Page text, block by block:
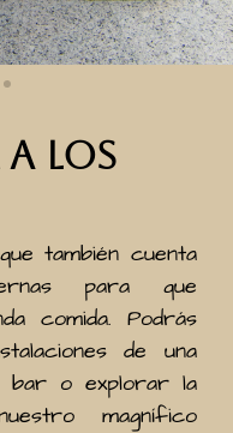
Los
también cuenta
para que
comida. Podrás
de una
bar o explorar la
magnífico